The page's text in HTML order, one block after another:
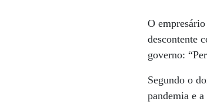
O
descontente
governo:
Segundo o
pandemia e